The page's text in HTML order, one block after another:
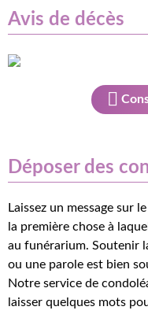
Avis de décès
Déposer des
Laissez un message sur
la première chose à
au funérarium. Soutenir
ou une parole est bien
Notre service de
laisser quelques mots